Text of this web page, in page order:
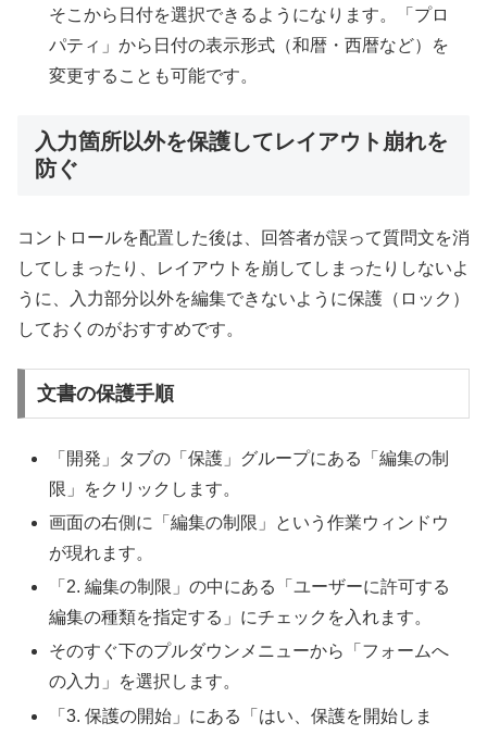
そこから日付を選択できるようになります。「プロ
パティ」から日付の表示形式（和暦・西暦など）を
変更することも可能です。
入力箇所以外を保護してレイアウト崩れを
防ぐ
コントロールを配置した後は、回答者が誤って質問文を消
してしまったり、レイアウトを崩してしまったりしないよ
うに、入力部分以外を編集できないように保護（ロック）
しておくのがおすすめです。
文書の保護手順
「開発」タブの「保護」グループにある「編集の制
限」をクリックします。
画面の右側に「編集の制限」という作業ウィンドウ
が現れます。
「2. 編集の制限」の中にある「ユーザーに許可する
編集の種類を指定する」にチェックを入れます。
そのすぐ下のプルダウンメニューから「フォームへ
の入力」を選択します。
「3. 保護の開始」にある「はい、保護を開始しま